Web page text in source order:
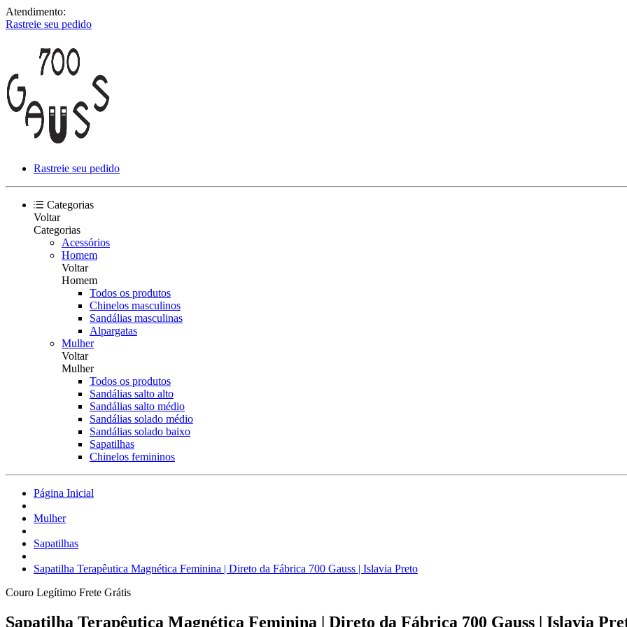
Atendimento:
Rastreie seu pedido
Rastreie seu pedido
Categorias
Voltar
Categorias
Acessórios
Homem
Voltar
Homem
Todos os produtos
Chinelos masculinos
Sandálias masculinas
Alpargatas
Mulher
Voltar
Mulher
Todos os produtos
Sandálias salto alto
Sandálias salto médio
Sandálias solado médio
Sandálias solado baixo
Sapatilhas
Chinelos femininos
Página Inicial
Mulher
Sapatilhas
Sapatilha Terapêutica Magnética Feminina | Direto da Fábrica 700 Gauss | Islavia Preto
Couro Legítimo Frete Grátis
Sapatilha Terapêutica Magnética Feminina | Direto da Fábrica 700 Gauss | Islavia